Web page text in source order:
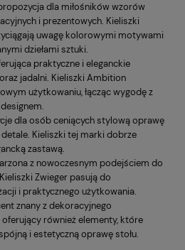
dla miłośników wzorów
i prezentowych. Kieliszki
uwagę kolorowymi motywami
dziełami sztuki.
praktyczne i eleganckie
jadalni. Kieliszki Ambition
użytkowaniu, łącząc wygodę z
dla osób ceniących stylową oprawę
Kieliszki tej marki dobrze
zastawą.
z nowoczesnym podejściem do
Zwieger pasują do
i praktycznego użytkowania.
znany z dekoracyjnego
również elementy, które
i estetyczną oprawę stołu.